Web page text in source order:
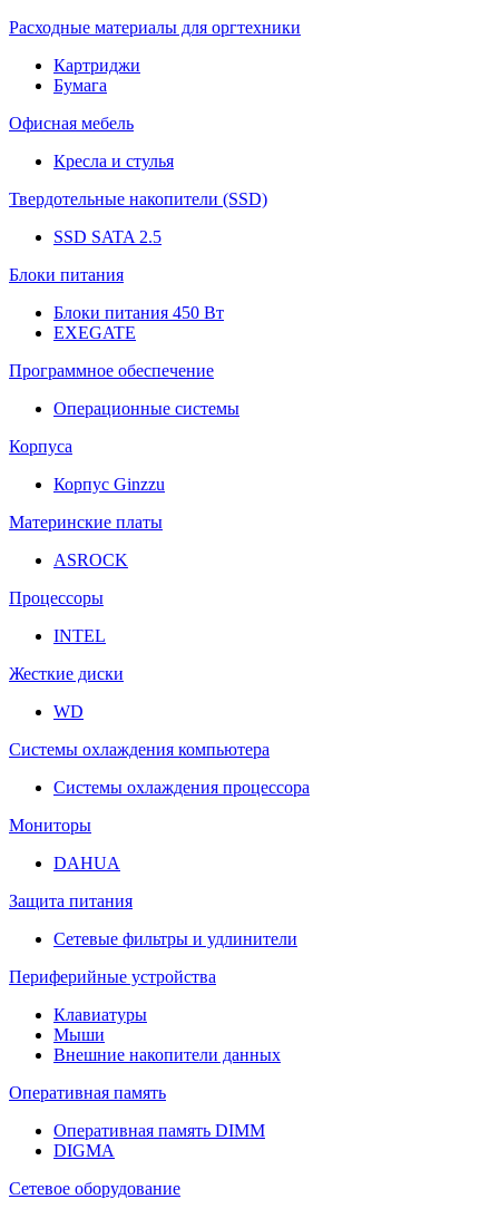
Расходные материалы для оргтехники
Картриджи
Бумага
Офисная мебель
Кресла и стулья
Твердотельные накопители (SSD)
SSD SATA 2.5
Блоки питания
Блоки питания 450 Вт
EXEGATE
Программное обеспечение
Операционные системы
Корпуса
Корпус Ginzzu
Материнские платы
ASROCK
Процессоры
INTEL
Жесткие диски
WD
Системы охлаждения компьютера
Системы охлаждения процессора
Мониторы
DAHUA
Защита питания
Сетевые фильтры и удлинители
Периферийные устройства
Клавиатуры
Мыши
Внешние накопители данных
Оперативная память
Оперативная память DIMM
DIGMA
Сетевое оборудование